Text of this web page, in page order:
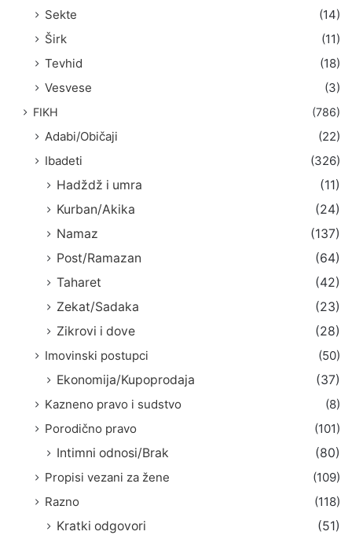
Sekte
(14)
Širk
(11)
Tevhid
(18)
Vesvese
(3)
FIKH (786)
Adabi/Običaji
(22)
Ibadeti
(326)
Hadždž i umra
(11)
Kurban/Akika
(24)
Namaz
(137)
Post/Ramazan
(64)
Taharet
(42)
Zekat/Sadaka
(23)
Zikrovi i dove
(28)
Imovinski postupci
(50)
Ekonomija/Kupoprodaja
(37)
Kazneno pravo i sudstvo
(8)
Porodično pravo
(101)
Intimni odnosi/Brak
(80)
Propisi vezani za žene
(109)
Razno
(118)
Kratki odgovori
(51)